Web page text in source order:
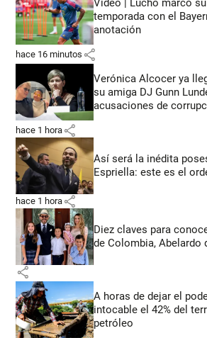
Video | Lucho marcó
temporada con el
anotación
hace 16 minutos share
Verónica Alcocer ya
su amiga DJ Gunn
acusaciones de
hace 1 hora share
Así será la inédita
Espriella: este es el
hace 1 hora share
Diez claves para
de Colombia, Abelardo
share
A horas de dejar el
intocable el 42% del
petróleo